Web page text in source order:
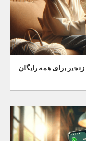
برای همه رایگان